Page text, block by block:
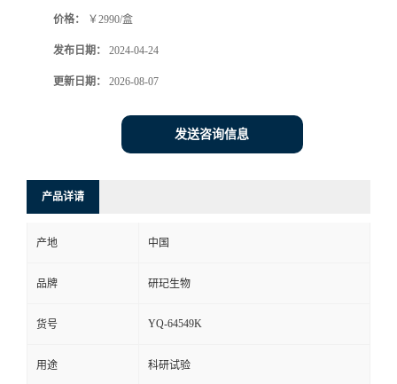
价格： ￥2990/盒
发布日期： 2024-04-24
更新日期： 2026-08-07
发送咨询信息
产品详请
产地 中国
品牌 研玘生物
货号 YQ-64549K
用途 科研试验